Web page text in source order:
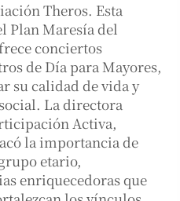
Theros. Esta
Plan Maresía del
conciertos
de Día para Mayores,
su calidad de vida y
La directora
Activa,
la importancia de
etario,
enriquecedoras que